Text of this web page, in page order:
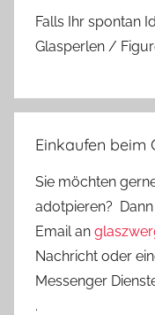
Falls Ihr spontan
Glasperlen /
Einkaufen beim
Sie möchten
adotpieren?
Email an
Nachricht oder
Messenger
.